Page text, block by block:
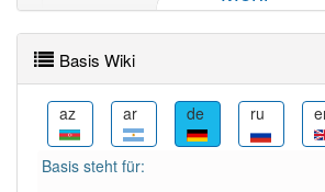
PowerIndex:97
Häufigkeit: 6 von 10
Basis Wiki
az ar de ru
Basis steht für: